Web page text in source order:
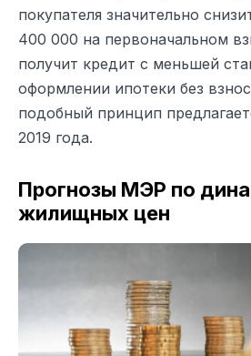
покупателя значительно
400 000 на первоначальном
получит кредит с меньшей
оформлении ипотеки без
подобный принцип
2019 года.
Прогнозы МЭР по
жилищных цен